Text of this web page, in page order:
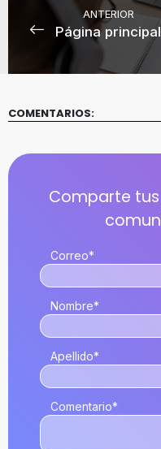
ANTERIOR
Página principal
COMENTARIOS:
Correo*
Nombre*
Apellido*
Comentario*